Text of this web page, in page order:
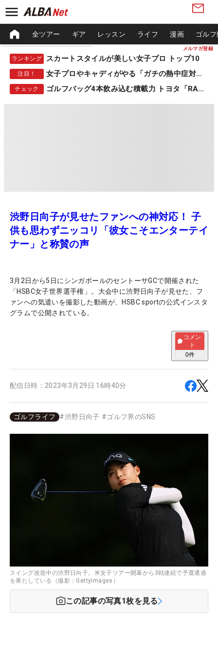
メルマガ登録
全ツアー ギア レッスン ライフ 漫画 ゴル
ランキング スカートスタイルが美しい女子プロ トップ10
注目！ 女子プロやキャディがやる「ガチの熱中症対策」
チェック ゴルフバッグ4本飲み込む積載力 トヨタ「RAV4」
渋野日向子が見せたファンへの神対応！ 子
供も思わずニッコリ「彼女こそエンターテイ
ナー」と称賛の声
3月2日から5日にシンガポールのセントーサGCで開催された
「HSBC女子世界選手権」。大会中に渋野日向子が見せた、フ
ァンへの気遣いを撮影した動画が、HSBC sportの公式インスタ
グラムで公開されている。
コメン
ト
0件
配信日時： 2023年3月29日 16時40分
ゴルフライフ #渋野日向子 #ゴルフ界のSNS
スイング改造中の渋野日向子。米女子ツアー開幕から3戦連続で予選通過
を果たしている（撮影：GettyImages）
この記事の写真1枚を見る